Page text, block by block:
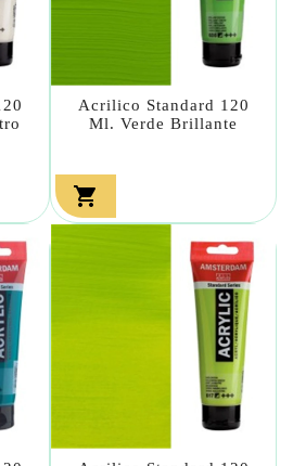
Acrilico Standard 120
Ml. Verde Brillante
